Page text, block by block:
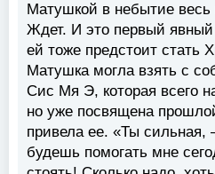
Матушкой в небытие
Ждет. И это первый явный
ей тоже предстоит стать
Матушка могла взять с
Сис Мя Э, которая всего
но уже посвящена
привела ее. «Ты сильная,
будешь помогать мне